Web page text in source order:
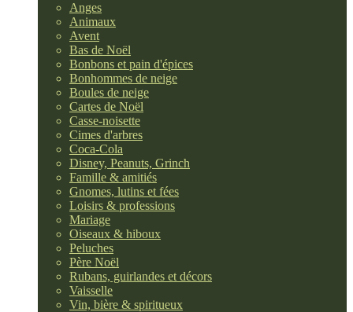
Anges
Animaux
Avent
Bas de Noël
Bonbons et pain d'épices
Bonhommes de neige
Boules de neige
Cartes de Noël
Casse-noisette
Cimes d'arbres
Coca-Cola
Disney, Peanuts, Grinch
Famille & amitiés
Gnomes, lutins et fées
Loisirs & professions
Mariage
Oiseaux & hiboux
Peluches
Père Noël
Rubans, guirlandes et décors
Vaisselle
Vin, bière & spiritueux